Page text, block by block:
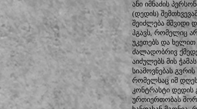
ანი იმნაძის
(დედის)
შეიძლება მშვიდი
ჰგავს, რომელიც
უკეთებს და ხელით
ძალადობრივ
აიძულებს მის
სიამოვნებას
რომელსაც იმ
კონტრასტი დედის
ურთიერთობას